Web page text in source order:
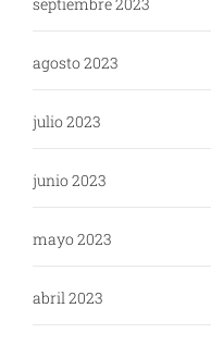
agosto 2023
julio 2023
junio 2023
mayo 2023
abril 2023